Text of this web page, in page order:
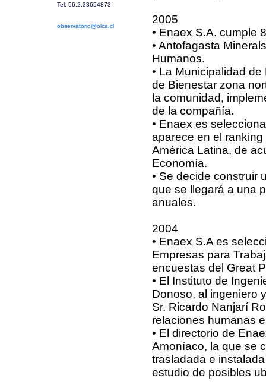
2005
• Enaex S.A. cumple
• Antofagasta
Humanos.
• La Municipalidad
de Bienestar zona
la comunidad,
de la compañía.
• Enaex es
aparece en el
América Latina, de
Economía.
• Se decide construir
que se llegará a una
anuales.
2004
• Enaex S.A es
Empresas para
encuestas del Great
• El Instituto de
Donoso, al ingeniero
Sr. Ricardo Nanjarí
relaciones humanas
• El directorio de
Amoníaco, la que se
trasladada e
estudio de posibles